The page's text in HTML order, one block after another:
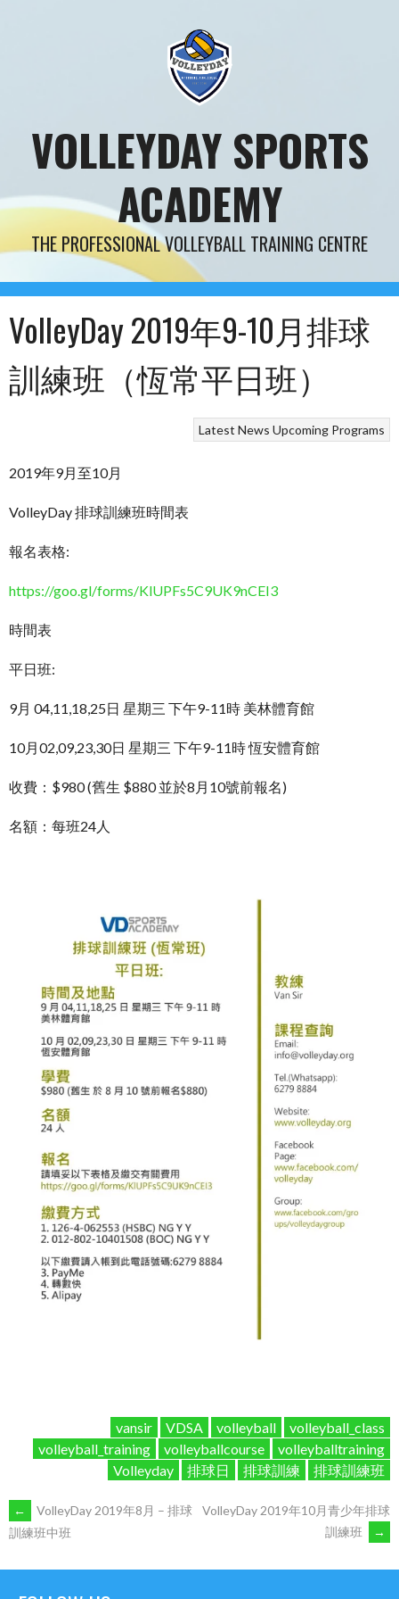
VOLLEYDAY SPORTS
ACADEMY
THE PROFESSIONAL VOLLEYBALL TRAINING CENTRE
VolleyDay 2019年9-10月排球
訓練班（恆常平日班）
Latest News Upcoming Programs
2019年9月至10月
VolleyDay 排球訓練班時間表
報名表格:
https://goo.gl/forms/KlUPFs5C9UK9nCEI3
時間表
平日班:
9月 04,11,18,25日 星期三 下午9-11時 美林體育館
10月02,09,23,30日 星期三 下午9-11時 恆安體育館
收費：$980 (舊生 $880 並於8月10號前報名)
名額：每班24人
vansir VDSA volleyball
volleyball_class
volleyball_training
volleyballcourse
volleyballtraining
Volleyday
排球日 排球訓練 排球訓練班
POST
NAVIGATION
←
VolleyDay 2019年8月 – 排球
訓練班中班
VolleyDay 2019年10月青少年排球
訓練班
→